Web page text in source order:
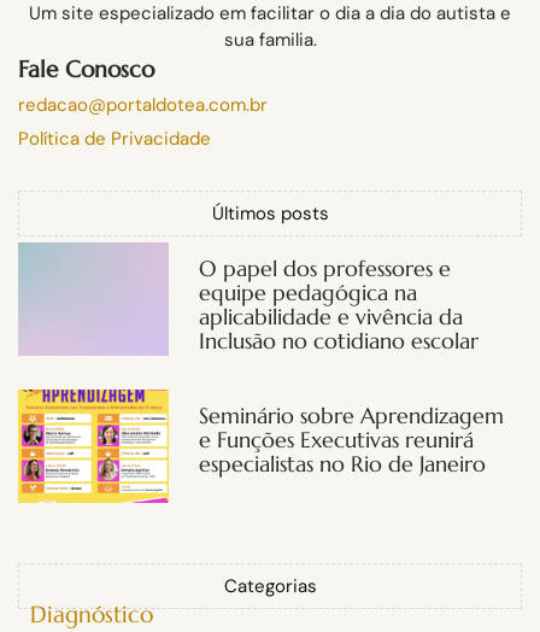
Um site especializado em facilitar o dia a dia do autista e
sua familia.
Fale Conosco
redacao@portaldotea.com.br
Política de Privacidade
Últimos posts
O papel dos professores e
equipe pedagógica na
aplicabilidade e vivência da
Inclusão no cotidiano escolar
Seminário sobre Aprendizagem
e Funções Executivas reunirá
especialistas no Rio de Janeiro
Categorias
Diagnóstico